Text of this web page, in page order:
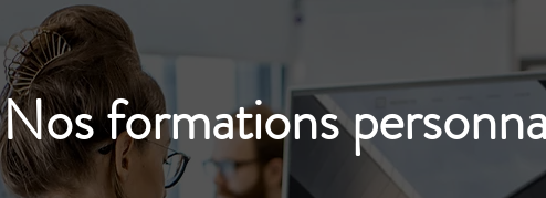
Nos formations